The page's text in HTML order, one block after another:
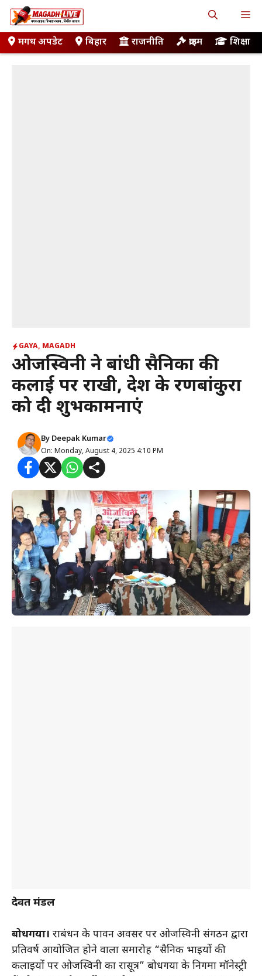
Skip
to
contentमगध अपडेट बिहार राजनीति क्राइम शिक्षा
GAYA, MAGADH
ओजस्विनी ने बांधी सैनिकों की
कलाई पर राखी, देश के रणबांकुरों
को दी शुभकामनाएं
By Deepak Kumar
On: Monday, August 4, 2025 4:10 PM
देवब्रत मंडल
बोधगया। रक्षाबंधन के पावन अवसर पर ओजस्विनी संगठन द्वारा
प्रतिवर्ष आयोजित होने वाला समारोह “सैनिक भाइयों की
कलाइयों पर ओजस्विनी का रक्षासूत्र” बोधगया के निगमा मॉनेस्ट्री